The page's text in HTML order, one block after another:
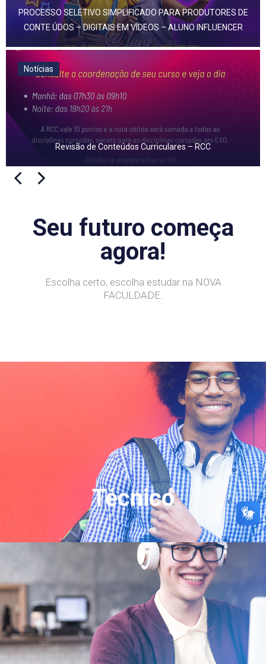
PROCESSO SELETIVO SIMPLIFICADO PARA PRODUTORES DE
CONTE ÚDOS – DIGITAIS EM VÍDEOS – ALUNO INFLUENCER
Notícias
Revisão de Conteúdos Curriculares – RCC
Seu futuro começa
agora!
Escolha certo, escolha estudar na NOVA
FACULDADE.
Técnico